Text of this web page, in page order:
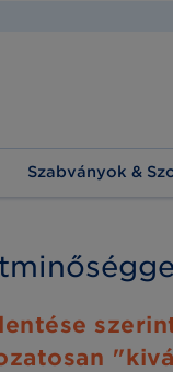
Szabványok &